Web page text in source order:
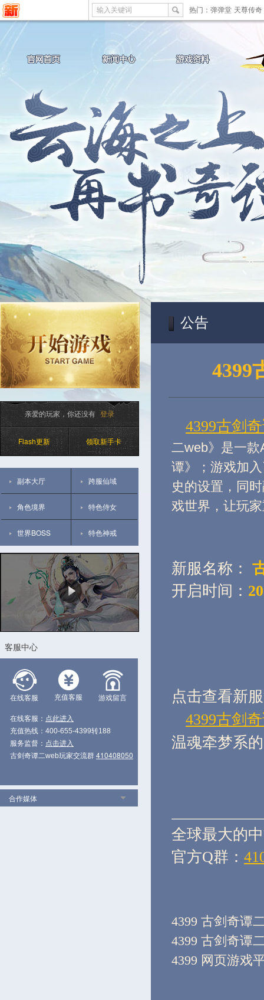
输入关键词 热门： 弹弹堂 天尊传奇
亲爱的玩家，你还没有 登录
Flash更新 领取新手卡
副本大厅 跨服仙域
角色境界 特色侍女
世界BOSS 特色神戒
客服中心
在线客服 充值客服 游戏留言
在线客服： 点此进入
充值热线：400-655-4399转188
服务监督： 点击进入
古剑奇谭二web玩家交流群 410408050
合作媒体
公告
4399
4399古剑
二web》是一
谭》；游戏加
史的设置，同
戏世界，让玩
新服名称：
开启时间：
点击查看新
4399古剑
温魂牵梦系
全球最大的
官方Q群：
4399 古剑奇谭
4399 古剑奇谭
4399 网页游戏